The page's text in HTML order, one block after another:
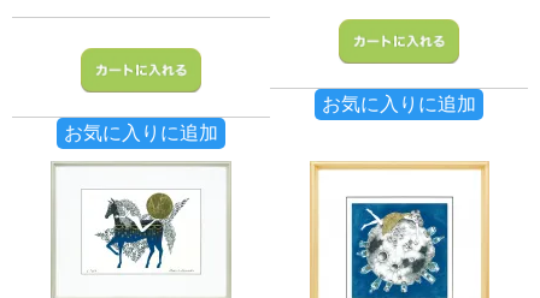
お気に入りに追加
お気に入りに追加